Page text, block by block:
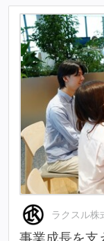
ラクスル株
事業成長を支